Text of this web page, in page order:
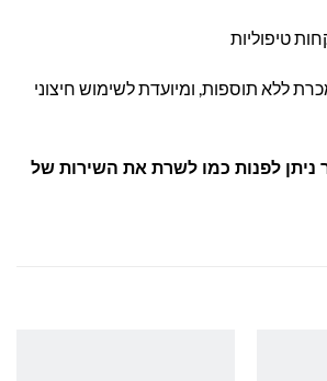
טיפוליות
ללא תוספות, ומיועדת לשימוש חיצוני
ניתן לפנות כמו לשרת את השירות של